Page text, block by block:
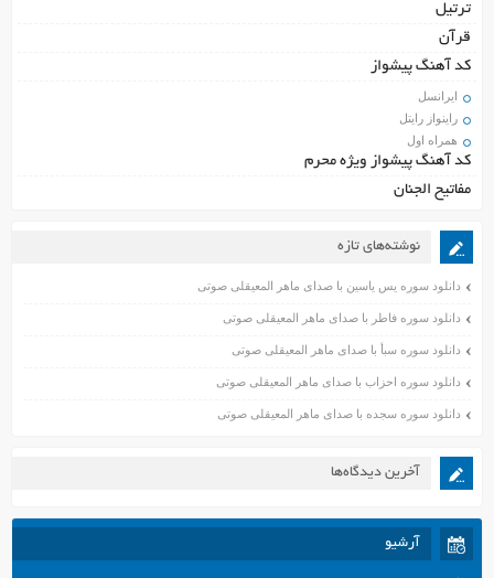
ترتیل
قرآن
کد آهنگ پیشواز
ایرانسل
راینواز رایتل
همراه اول
کد آهنگ پیشواز ویژه محرم
مفاتیح الجنان
نوشته‌های تازه
دانلود سوره یس یاسین با صدای ماهر المعیقلی صوتی
دانلود سوره فاطر با صدای ماهر المعیقلی صوتی
دانلود سوره سبأ با صدای ماهر المعیقلی صوتی
دانلود سوره احزاب با صدای ماهر المعیقلی صوتی
دانلود سوره سجده با صدای ماهر المعیقلی صوتی
آخرین دیدگاه‌ها
آرشیو